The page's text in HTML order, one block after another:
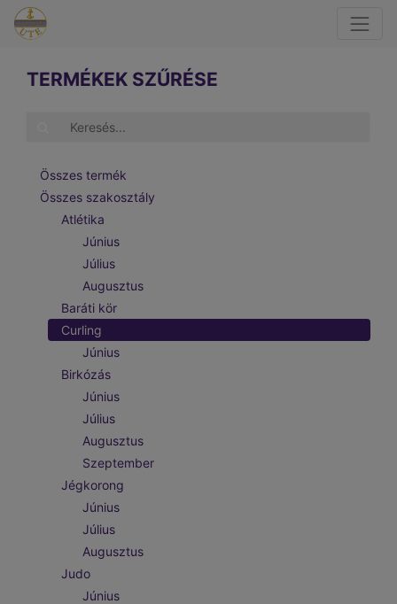
TERMÉKEK SZŰRÉSE
Összes termék
Összes szakosztály
Atlétika
Június
Július
Augusztus
Baráti kör
Curling
Június
Birkózás
Június
Július
Augusztus
Szeptember
Jégkorong
Június
Július
Augusztus
Judo
Június